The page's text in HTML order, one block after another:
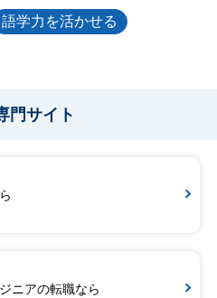
語学力を活かせる
門サイト
ニアの転職なら